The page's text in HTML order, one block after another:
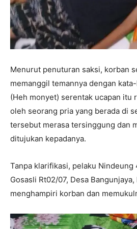
Menurut penuturan saksi, korban
memanggil temannya dengan
(Heh monyet) serentak ucapan itu
oleh seorang pria yang berada di
tersebut merasa tersinggung dan
ditujukan kepadanya.
Tanpa klarifikasi, pelaku Nindeung
Gosasli Rt02/07, Desa
menghampiri korban dan